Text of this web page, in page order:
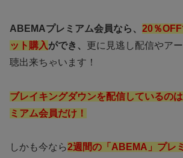
ABEMAプレミアム会員なら、 20％
ット購入ができ、 更に見逃し配信やア
聴出来ちゃいます！
ブレイキングダウンを配信しているの
ミアム会員だけ！
しかも今なら2週間の「ABEMA」プレ